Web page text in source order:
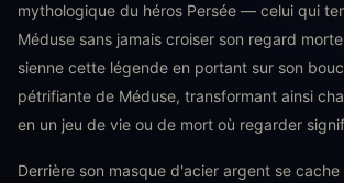
mythologique du héros Persée — celui qui
Méduse sans jamais croiser son regard
sienne cette légende en portant sur son
pétrifiante de Méduse, transformant ainsi
en un jeu de vie ou de mort où regarder
Derrière son masque d'acier argent se